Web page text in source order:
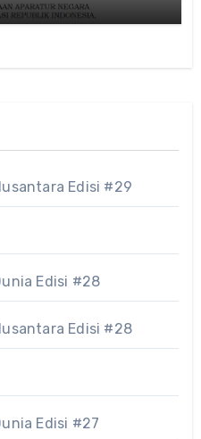
Edisi #29
Edisi #28
Edisi #28
Edisi #27